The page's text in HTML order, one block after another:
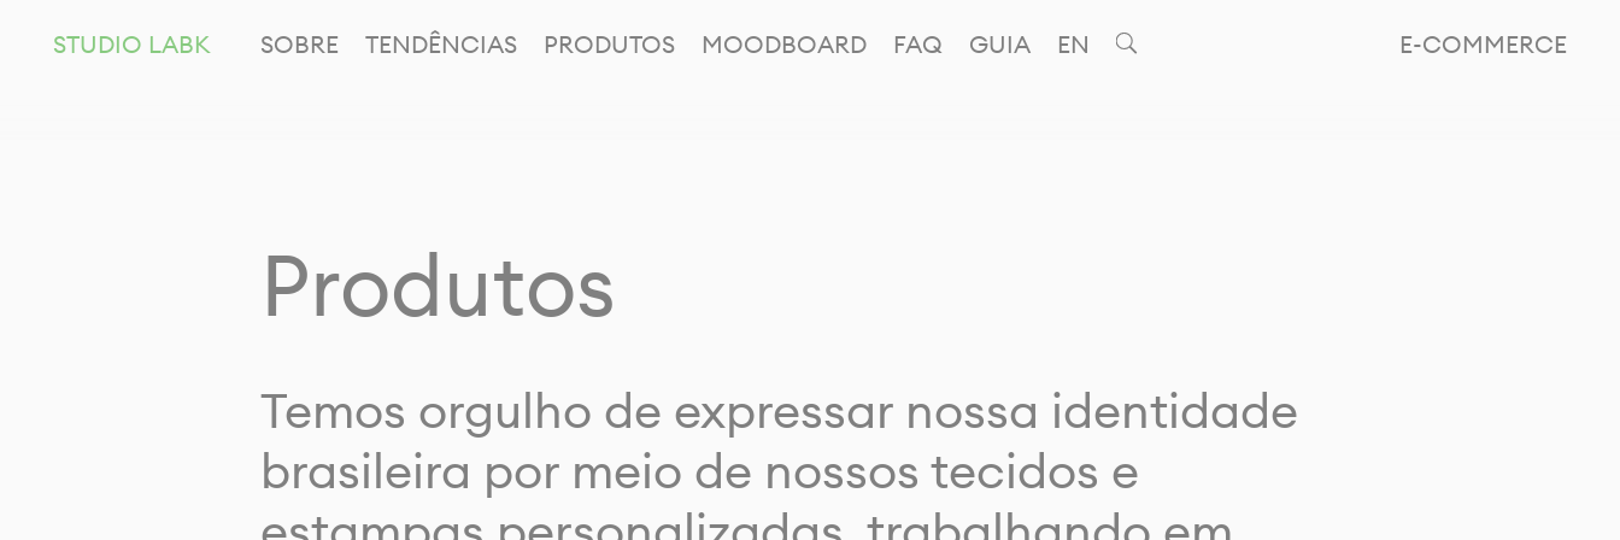
E-COMMERCE
STUDIO LABK SOBRE TENDÊNCIAS PRODUTOS MOODBOARD FAQ GUIA EN
Produtos
Temos orgulho de expressar nossa identidade
brasileira por meio de nossos tecidos e